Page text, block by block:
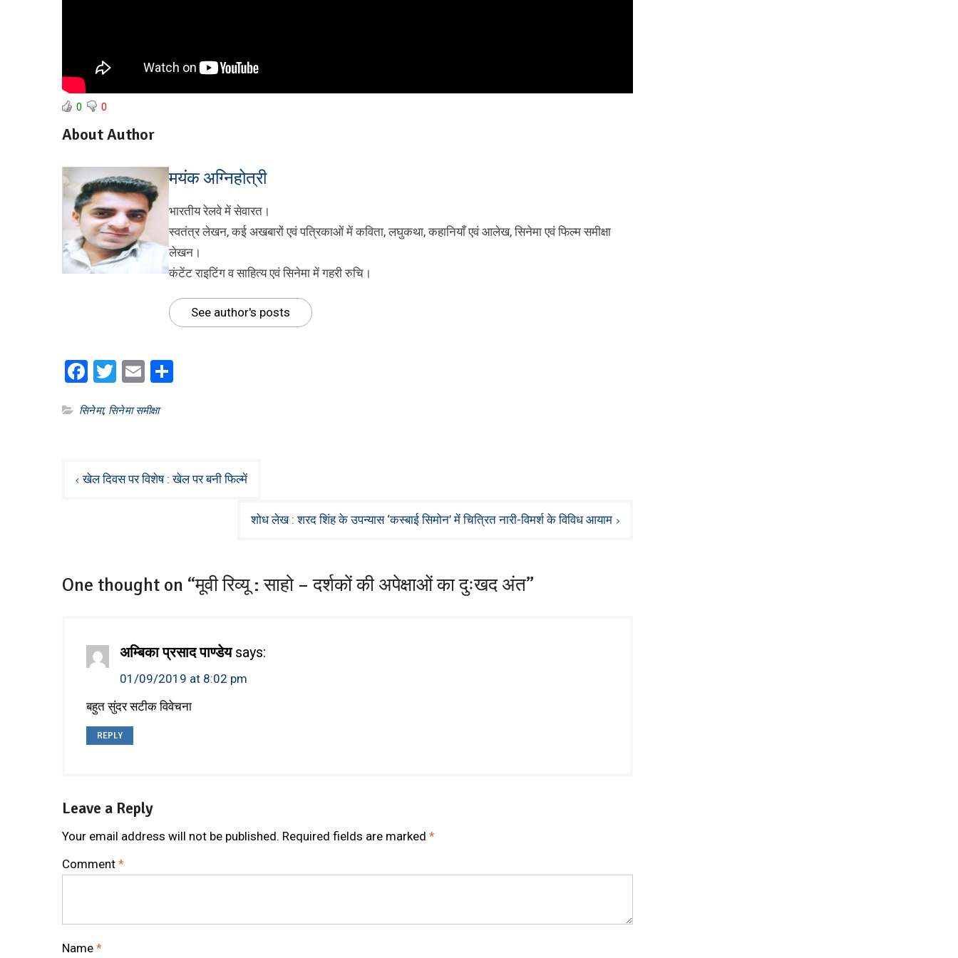
0 0
About Author
मयंक अग्निहोत्री
भारतीय रेलवे में सेवारत।
स्वतंत्र लेखन, कई अखबारों एवं पत्रिकाओं में कविता, लघुकथा, कहानियाँ एवं आलेख, सिनेमा एवं फिल्म समीक्षा
लेखन।
कंटेंट राइटिंग व साहित्य एवं सिनेमा में गहरी रुचि।
See author's posts
Facebook
Twitter
Email
सिनेमा, सिनेमा समीक्षा
Postखेल दिवस पर विशेष : खेल पर बनी फिल्में
शोध लेख : शरद शिंह के उपन्यास ‘कस्बाई सिमोन’ में चित्रित नारी-विमर्श के विविध आयाम
One thought on “मूवी रिव्यू : साहो – दर्शकों की अपेक्षाओं का दुःखद अंत”
अम्बिका प्रसाद पाण्डेय says:
01/09/2019 at 8:02 pm
बहुत सुंदर सटीक विवेचना
REPLY
Leave a Reply
Your email address will not be published. Required fields are marked *
Comment *
Name *